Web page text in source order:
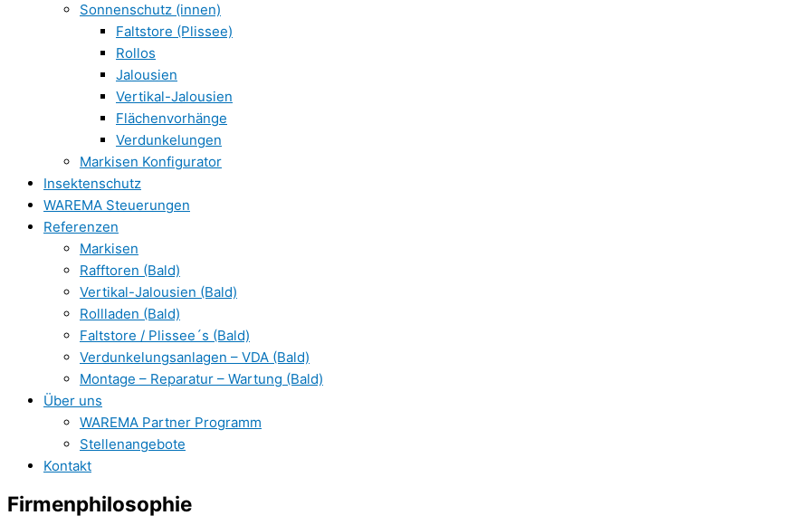
Sonnenschutz (innen)
Faltstore (Plissee)
Rollos
Jalousien
Vertikal-Jalousien
Flächenvorhänge
Verdunkelungen
Markisen Konfigurator
Insektenschutz
WAREMA Steuerungen
Referenzen
Markisen
Rafftoren (Bald)
Vertikal-Jalousien (Bald)
Rollladen (Bald)
Faltstore / Plissee´s (Bald)
Verdunkelungsanlagen – VDA (Bald)
Montage – Reparatur – Wartung (Bald)
Über uns
WAREMA Partner Programm
Stellenangebote
Kontakt
Firmenphilosophie